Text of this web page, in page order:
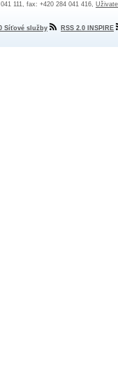
111, fax: +420 284 041 416,
Síťové služby RSS 2.0 INSPIRE